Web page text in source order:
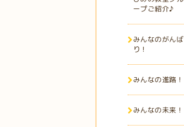
ープご紹介♪
みんなのがんば
り！
みんなの進路！
みんなの未来！